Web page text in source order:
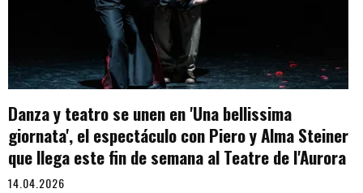
Danza y teatro se unen en 'Una bellissima
giornata', el espectáculo con Piero y Alma Steiner
que llega este fin de semana al Teatre de l'Aurora
14.04.2026